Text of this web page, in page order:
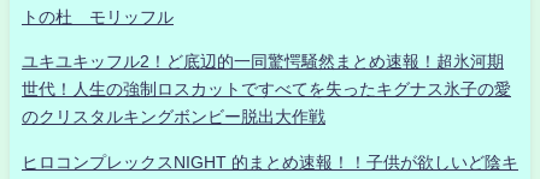
トの杜 モリッフル
ユキユキッフル2！ど底辺的一同驚愕騒然まとめ速報！超氷河期
世代！人生の強制ロスカットですべてを失ったキグナス氷子の愛
のクリスタルキングボンビー脱出大作戦
ヒロコンプレックスNIGHT 的まとめ速報！！子供が欲しいど陰キ